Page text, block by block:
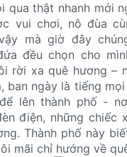
qua thật nhanh mới
vui chơi, nô đùa
mà giờ đây
đều chọn cho
rời xa quê hương –
ban ngày là tiếng
lên thành phố -
điện, những chiếc
Thành phố này
mãi chỉ hướng về